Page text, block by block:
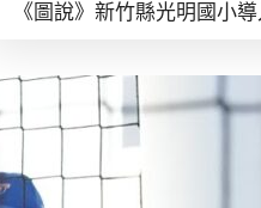
《圖說》新竹縣光明國小